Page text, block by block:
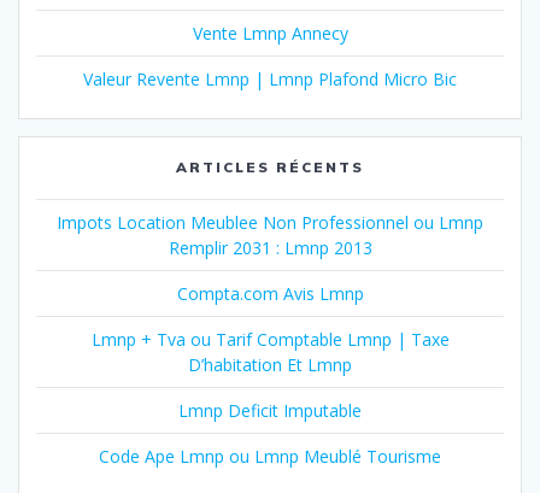
Vente Lmnp Annecy
Valeur Revente Lmnp | Lmnp Plafond Micro Bic
ARTICLES RÉCENTS
Impots Location Meublee Non Professionnel ou Lmnp
Remplir 2031 : Lmnp 2013
Compta.com Avis Lmnp
Lmnp + Tva ou Tarif Comptable Lmnp | Taxe
D’habitation Et Lmnp
Lmnp Deficit Imputable
Code Ape Lmnp ou Lmnp Meublé Tourisme